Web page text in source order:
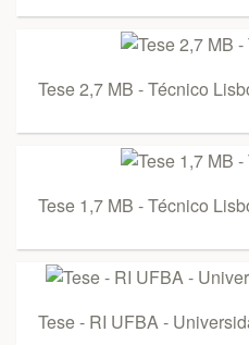
Tese 2,7 MB - Técnico
Tese 1,7 MB - Técnico
Tese - RI UFBA -